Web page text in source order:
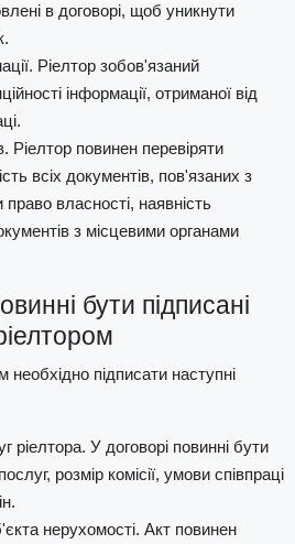
в договорі, щоб уникнути
Ріелтор зобов'язаний
інформації, отриманої від
Ріелтор повинен перевіряти
всіх документів, пов'язаних з
власності, наявність
з місцевими органами
бути підписані
необхідно підписати наступні
ріелтора. У договорі повинні бути
розмір комісії, умови співпраці
нерухомості. Акт повинен